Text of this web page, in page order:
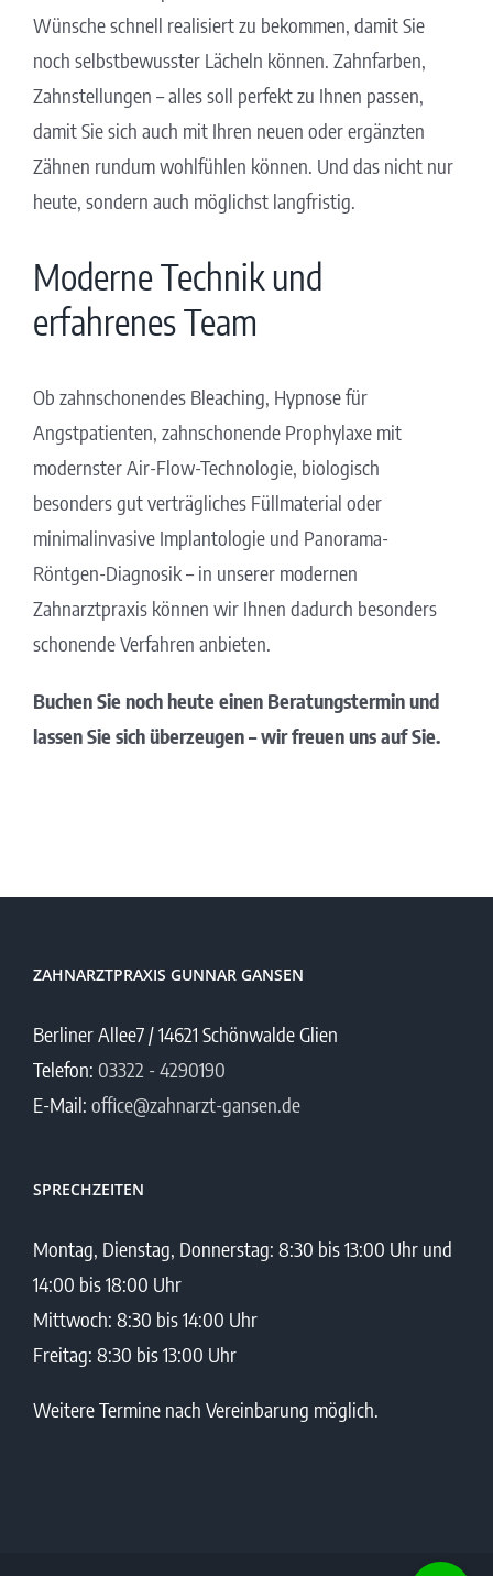
Wünsche schnell realisiert zu bekommen, damit Sie
noch selbstbewusster Lächeln können. Zahnfarben,
Zahnstellungen – alles soll perfekt zu Ihnen passen,
damit Sie sich auch mit Ihren neuen oder ergänzten
Zähnen rundum wohlfühlen können. Und das nicht nur
heute, sondern auch möglichst langfristig.
Moderne Technik und
erfahrenes Team
Ob zahnschonendes Bleaching, Hypnose für
Angstpatienten, zahnschonende Prophylaxe mit
modernster Air-Flow-Technologie, biologisch
besonders gut verträgliches Füllmaterial oder
minimalinvasive Implantologie und Panorama-
Röntgen-Diagnosik – in unserer modernen
Zahnarztpraxis können wir Ihnen dadurch besonders
schonende Verfahren anbieten.
Buchen Sie noch heute einen Beratungstermin und
lassen Sie sich überzeugen – wir freuen uns auf Sie.
ZAHNARZTPRAXIS GUNNAR GANSEN
Berliner Allee7 / 14621 Schönwalde Glien
Telefon: 03322 - 4290190
E-Mail: office@zahnarzt-gansen.de
SPRECHZEITEN
Montag, Dienstag, Donnerstag: 8:30 bis 13:00 Uhr und
14:00 bis 18:00 Uhr
Mittwoch: 8:30 bis 14:00 Uhr
Freitag: 8:30 bis 13:00 Uhr
Weitere Termine nach Vereinbarung möglich.